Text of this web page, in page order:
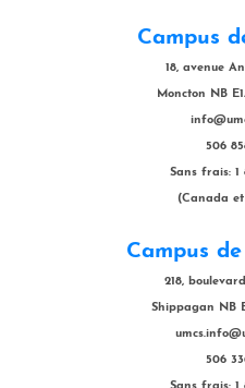
Campus
18, avenue
Moncton NB
506
Sans frais: 1
(Canada
Campus
218,
Shippagan NB
506